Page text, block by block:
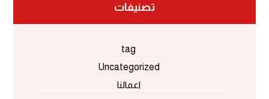
تصنيفات
tag
Uncategorized
اعمالنا